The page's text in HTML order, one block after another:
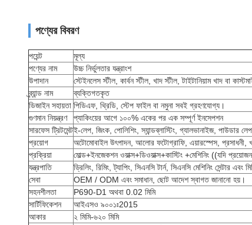
পণ্যের বিবরণ
পয়েন্ট
মূল্য
পণ্যের নাম
উচ্চ নির্ভুলতার যন্ত্রাংশ
উপাদান
স্টেইনলেস স্টীল, কার্বন স্টীল, খাদ স্টীল, টাইটানিয়াম খাদ বা
ব্র্যান্ড নাম
ব্যক্তিগতকৃত
ডিজাইন সহায়তা পিডিএফ, থ্রিডি, স্টেপ ফাইল বা নমুনা সবই গ্রহণযোগ্য।
গুণমান নিয়ন্ত্রণ
প্যাকিংয়ের আগে ১০০% একের পর এক সম্পূর্ণ ইনসেপশন
সারফেস ট্রিটমেন্টই-লেপ, জিংক, পোলিশিং, স্যান্ডব্লাস্টিং, গ্যালভানাইজ, পাউডার লেপ
প্রয়োগ
অটোমোবাইল উৎপাদন, আলোর ফটোগ্রাফি, এয়ারস্পেস, প্রসাধনী,
প্রক্রিয়া
মোল্ড+ইনজেকশন ওয়াক্স+ডিওয়াক্স+কাস্টিং +মেশিনিং ((যদি প্রয়োজন
যন্ত্রপাতি
ড্রিলিং, রিমিং, ট্যাপিং, সিএনসি টার্ন, সিএনসি মেশিনিং সেন্টার
সেবা
OEM / ODM এবং সমাধান, ছোট আদেশ স্বাগত জানানো হয়।
সহনশীলতা
P690-D1 অথবা 0.02 মিমি
সার্টিফিকেশন
আইএসও ৯০০১ঃ2015
আকার
২ মিমি-৬২০ মিমি